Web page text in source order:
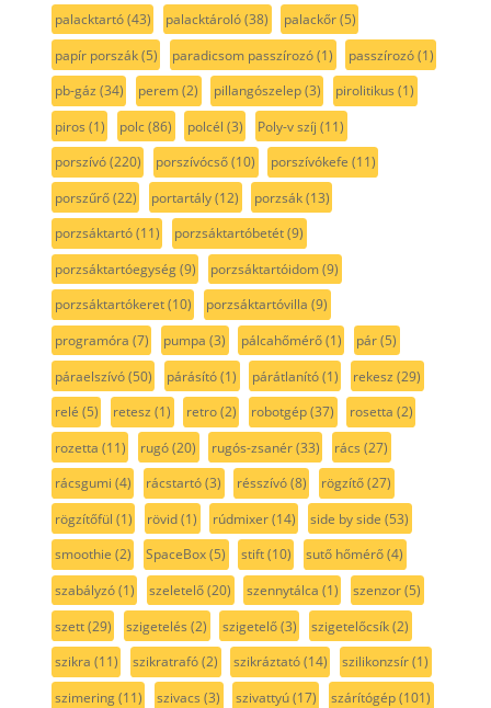
palacktartó(43) palacktároló(38) palackőr(5)
papír porszák(5) paradicsom passzírozó(1) passzírozó(1)
pb-gáz (34) perem(2) pillangószelep(3) pirolitikus (1)
piros (1) polc(86) polcél (3) Poly-v szíj (11)
porszívó(220) porszívócső(10) porszívókefe (11)
porszűrő(22) portartály(12) porzsák(13)
porzsáktartó(11) porzsáktartóbetét(9)
porzsáktartóegység(9) porzsáktartóidom(9)
porzsáktartókeret(10) porzsáktartóvilla (9)
programóra (7) pumpa (3) pálcahőmérő(1) pár(5)
páraelszívó(50) párásító(1) párátlanító(1) rekesz (29)
relé (5) retesz (1) retro(2) robotgép(37) rosetta (2)
rozetta (11) rugó(20) rugós-zsanér(33) rács (27)
rácsgumi (4) rácstartó(3) résszívó(8) rögzítő(27)
rögzítőfül (1) rövid(1) rúdmixer(14) side by side (53)
smoothie (2) SpaceBox(5) stift(10) sutő hőmérő(4)
szabályzó(1) szeletelő(20) szennytálca (1) szenzor(5)
szett(29) szigetelés (2) szigetelő(3) szigetelőcsík(2)
szikra (11) szikratrafó(2) szikráztató(14) szilikonzsír(1)
szimering(11) szivacs (3) szivattyú(17) szárítógép(101)